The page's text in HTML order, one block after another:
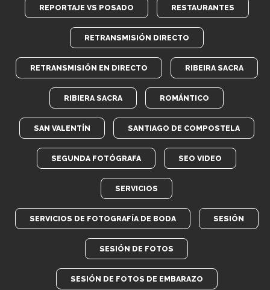
REPORTAJE VS POSADO RESTAURANTES
RETRANSMISIÓN DIRECTO
RETRANSMISIÓN EN DIRECTO RIBEIRA SACRA
RIBIERA SACRA ROMÁNTICO
SAN VALENTÍN SANTIAGO DE COMPOSTELA
SEGUNDA FOTÓGRAFA SEO VIDEO
SERVICIOS
SERVICIOS DE FOTOGRAFÍA DE BODA SESIÓN
SESIÓN DE FOTOS
SESIÓN DE FOTOS DE EMBARAZO